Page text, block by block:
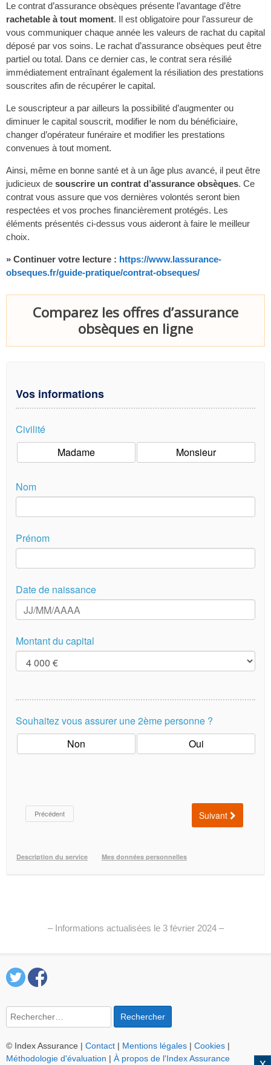
Le contrat d’assurance obsèques présente l’avantage d’être
rachetable à tout moment. Il est obligatoire pour l’assureur de
vous communiquer chaque année les valeurs de rachat du capital
déposé par vos soins. Le rachat d’assurance obsèques peut être
partiel ou total. Dans ce dernier cas, le contrat sera résilié
immédiatement entraînant également la résiliation des prestations
souscrites afin de récupérer le capital.
Le souscripteur a par ailleurs la possibilité d’augmenter ou
diminuer le capital souscrit, modifier le nom du bénéficiaire,
changer d’opérateur funéraire et modifier les prestations
convenues à tout moment.
Ainsi, même en bonne santé et à un âge plus avancé, il peut être
judicieux de souscrire un contrat d’assurance obsèques. Ce
contrat vous assure que vos dernières volontés seront bien
respectées et vos proches financièrement protégés. Les
éléments présentés ci-dessus vous aideront à faire le meilleur
choix.
» Continuer votre lecture : https://www.lassurance-
obseques.fr/guide-pratique/contrat-obseques/
Comparez les offres d’assurance
obsèques en ligne
– Informations actualisées le 3 février 2024 –
© Index Assurance | Contact | Mentions légales | Cookies |
Méthodologie d'évaluation | À propos de l'Index Assurance